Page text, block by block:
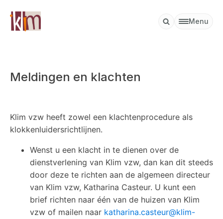
Menu
Meldingen en klachten
Klim vzw heeft zowel een klachtenprocedure als
klokkenluidersrichtlijnen.
Wenst u een klacht in te dienen over de
dienstverlening van Klim vzw, dan kan dit steeds
door deze te richten aan de algemeen directeur
van Klim vzw, Katharina Casteur. U kunt een
brief richten naar één van de huizen van Klim
vzw of mailen naar katharina.casteur@klim-